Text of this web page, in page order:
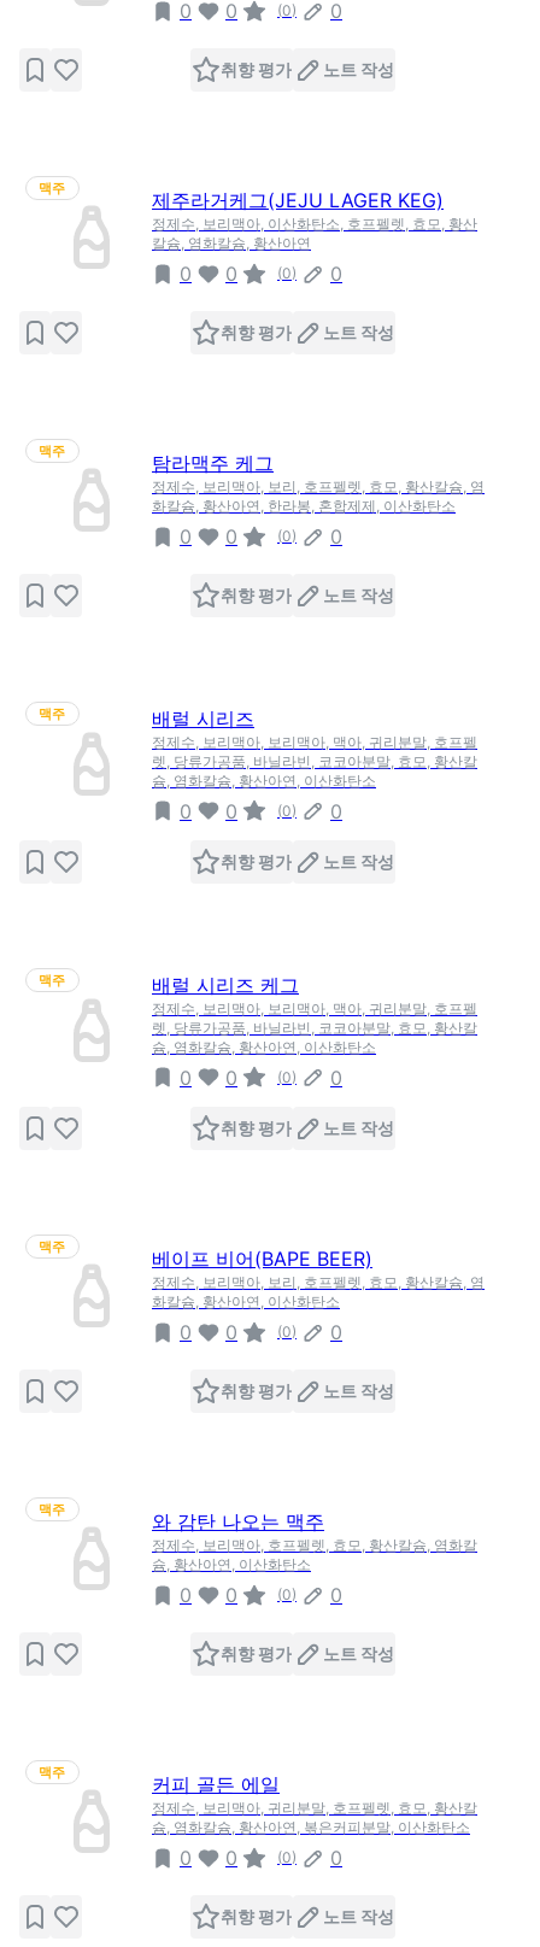
0 0 (0) 0
취향 평가 노트 작성
맥주
제주라거케그(JEJU LAGER KEG)
정제수, 보리맥아, 이산화탄소, 호프펠렛, 효모, 황산
칼슘, 염화칼슘, 황산아연
0 0 (0) 0
취향 평가 노트 작성
맥주
탐라맥주 케그
정제수, 보리맥아, 보리, 호프펠렛, 효모, 황산칼슘, 염
화칼슘, 황산아연, 한라봉, 혼합제제, 이산화탄소
0 0 (0) 0
취향 평가 노트 작성
맥주 배럴 시리즈
정제수, 보리맥아, 보리맥아, 맥아, 귀리분말, 호프펠
렛, 당류가공품, 바닐라빈, 코코아분말, 효모, 황산칼
슘, 염화칼슘, 황산아연, 이산화탄소
0 0 (0) 0
취향 평가 노트 작성
맥주 배럴 시리즈 케그
정제수, 보리맥아, 보리맥아, 맥아, 귀리분말, 호프펠
렛, 당류가공품, 바닐라빈, 코코아분말, 효모, 황산칼
슘, 염화칼슘, 황산아연, 이산화탄소
0 0 (0) 0
취향 평가 노트 작성
맥주
베이프 비어(BAPE BEER)
정제수, 보리맥아, 보리, 호프펠렛, 효모, 황산칼슘, 염
화칼슘, 황산아연, 이산화탄소
0 0 (0) 0
취향 평가 노트 작성
맥주
와 감탄 나오는 맥주
정제수, 보리맥아, 호프펠렛, 효모, 황산칼슘, 염화칼
슘, 황산아연, 이산화탄소
0 0 (0) 0
취향 평가 노트 작성
맥주
커피 골든 에일
정제수, 보리맥아, 귀리분말, 호프펠렛, 효모, 황산칼
슘, 염화칼슘, 황산아연, 볶은커피분말, 이산화탄소
0 0 (0) 0
취향 평가 노트 작성